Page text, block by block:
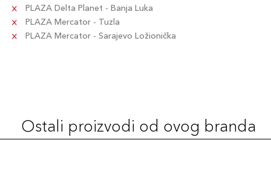
PLAZA Delta Planet - Banja Luka
PLAZA Mercator - Tuzla
PLAZA Mercator - Sarajevo Ložionička
Ostali proizvodi od ovog branda